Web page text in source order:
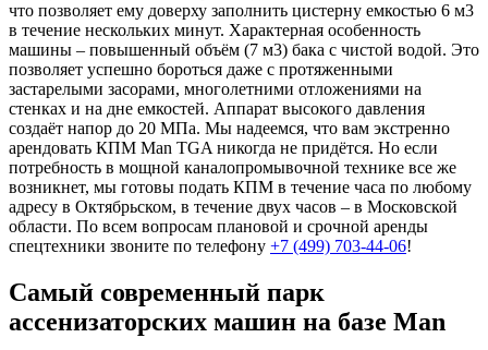
что позволяет ему доверху заполнить цистерну емкостью 6 м3
в течение нескольких минут. Характерная особенность
машины – повышенный объём (7 м3) бака с чистой водой. Это
позволяет успешно бороться даже с протяженными
застарелыми засорами, многолетними отложениями на
стенках и на дне емкостей. Аппарат высокого давления
создаёт напор до 20 МПа. Мы надеемся, что вам экстренно
арендовать КПМ Man TGA никогда не придётся. Но если
потребность в мощной каналопромывочной технике все же
возникнет, мы готовы подать КПМ в течение часа по любому
адресу в Октябрьском, в течение двух часов – в Московской
области. По всем вопросам плановой и срочной аренды
спецтехники звоните по телефону +7 (499) 703-44-06!
Самый современный парк
ассенизаторских машин на базе Man